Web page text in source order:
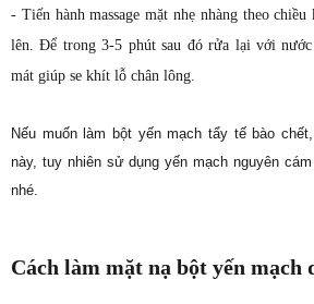
- Tiến hành massage mặt nhẹ nhàng theo
lên. Để trong 3-5 phút sau đó rửa lại với
mát giúp se khít lỗ chân lông.
Nếu muốn làm bột yến mạch tẩy tế bào
này, tuy nhiên sử dụng yến mạch nguyên
nhé.
Cách làm mặt nạ bột yến mạch